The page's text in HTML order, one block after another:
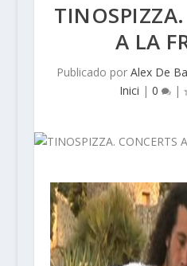
A LA
Publicado porAlex De
Inici |0 |